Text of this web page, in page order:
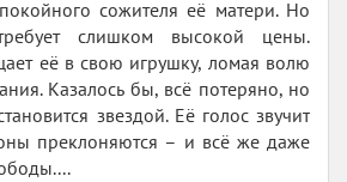
сожителя её матери. Но
слишком высокой цены.
её в свою игрушку, ломая волю
Казалось бы, всё потеряно, но
звездой. Её голос звучит
преклоняются – и всё же даже